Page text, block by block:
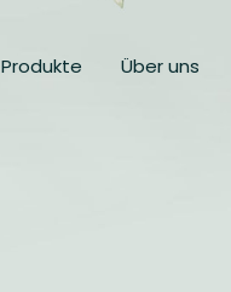
Produkte Über uns